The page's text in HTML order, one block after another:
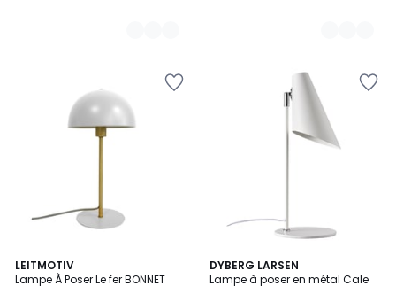
LEITMOTIV
Lampe À Poser Le fer BONNET
4,7
/ 5
7
Couleurs
DYBERG LARSEN
Lampe à poser en métal Cale
3
Couleurs